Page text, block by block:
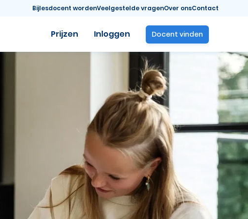
Bijlesdocent wordenVeelgestelde vragenOver onsContact
Prijzen Inloggen Docent vinden